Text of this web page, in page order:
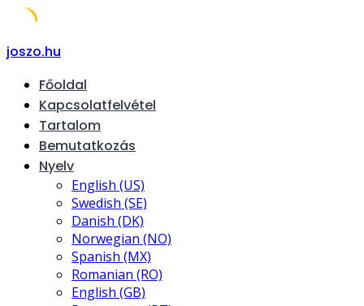
Skip
content
joszo.hu
Főoldal
Kapcsolatfelvétel
Tartalom
Bemutatkozás
Nyelv
English (US)
Swedish (SE)
Danish (DK)
Norwegian (NO)
Spanish (MX)
Romanian (RO)
English (GB)